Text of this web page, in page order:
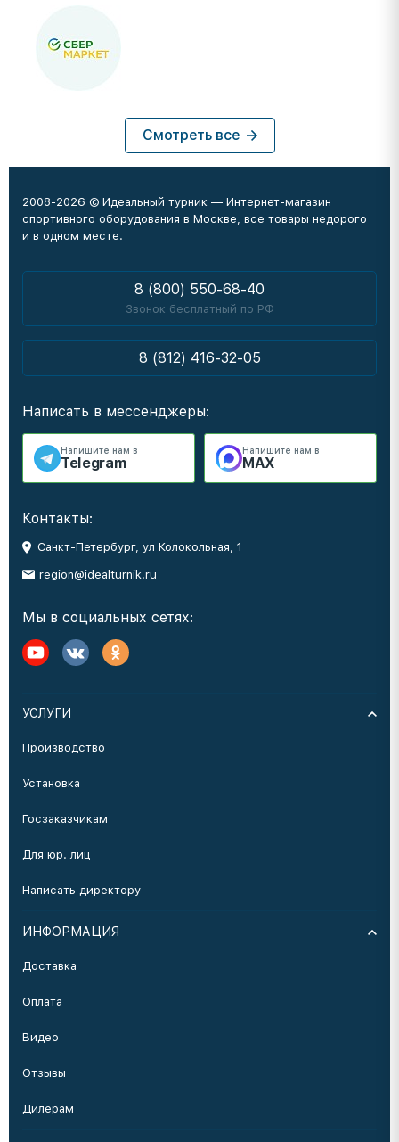
Смотреть все
2008-2026 © Идеальный турник — Интернет-магазин
спортивного оборудования в Москве, все товары недорого
и в одном месте.
8 (800) 550-68-40
Звонок бесплатный по РФ
8 (812) 416-32-05
Написать в мессенджеры:
Напишите нам в
Telegram
Напишите нам в
MAX
Контакты:
Санкт-Петербург, ул Колокольная, 1
region@idealturnik.ru
Мы в социальных сетях:
УСЛУГИ
Производство
Установка
Госзаказчикам
Для юр. лиц
Написать директору
ИНФОРМАЦИЯ
Доставка
Оплата
Видео
Отзывы
Дилерам